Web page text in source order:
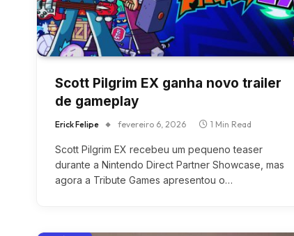
Scott Pilgrim EX ganha novo trailer
de gameplay
Erick Felipe fevereiro 6, 2026 1 Min Read
Scott Pilgrim EX recebeu um pequeno teaser
durante a Nintendo Direct Partner Showcase, mas
agora a Tribute Games apresentou o…